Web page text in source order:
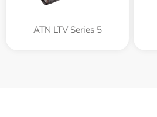
ATN LTV Series 5